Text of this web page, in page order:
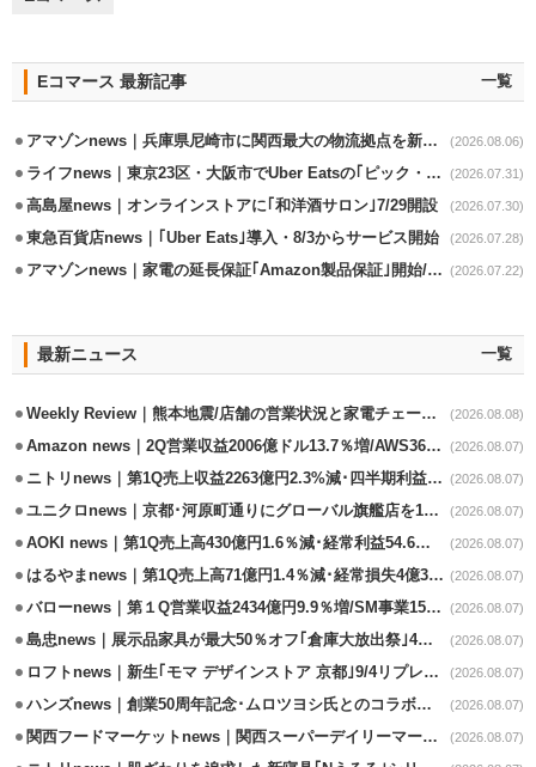
Eコマース 最新記事 一覧
アマゾンnews｜兵庫県尼崎市に関西最大の物流拠点を新設・市内2拠点目 (2026.08.06)
ライフnews｜東京23区・大阪市でUber Eatsの｢ピック・パック・ペイ｣導入 (2026.07.31)
高島屋news｜オンラインストアに｢和洋酒サロン｣7/29開設 (2026.07.30)
東急百貨店news｜｢Uber Eats｣導入・8/3からサービス開始 (2026.07.28)
アマゾンnews｜家電の延長保証｢Amazon製品保証｣開始/購入～修理Web完結 (2026.07.22)
最新ニュース 一覧
Weekly Review｜熊本地震/店舗の営業状況と家電チェーンの支援策 (2026.08.08)
Amazon news｜2Q営業収益2006億ドル13.7％増/AWS36.8％％増が貢献 (2026.08.07)
ニトリnews｜第1Q売上収益2263億円2.3%減･四半期利益1.4％減 (2026.08.07)
ユニクロnews｜京都･河原町通りにグローバル旗艦店を11/6開設 (2026.08.07)
AOKI news｜第1Q売上高430億円1.6％減･経常利益54.6％減 (2026.08.07)
はるやまnews｜第1Q売上高71億円1.4％減･経常損失4億3800万円 (2026.08.07)
バローnews｜第１Q営業収益2434億円9.9％増/SM事業15.5％増と絶好調 (2026.08.07)
島忠news｜展示品家具が最大50％オフ｢倉庫大放出祭｣4店舗限定で開催 (2026.08.07)
ロフトnews｜新生｢モマ デザインストア 京都｣9/4リプレイスオープン (2026.08.07)
ハンズnews｜創業50周年記念･ムロツヨシ氏とのコラボ企画｢ムロハンズ｣開催 (2026.08.07)
関西フードマーケットnews｜関西スーパーデイリーマート蒲生店8/7改装 (2026.08.07)